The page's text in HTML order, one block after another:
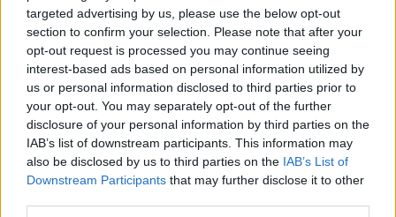
targeted advertising by us, please use the below opt-out
section to confirm your selection. Please note that after your
opt-out request is processed you may continue seeing
interest-based ads based on personal information utilized by
us or personal information disclosed to third parties prior to
your opt-out. You may separately opt-out of the further
disclosure of your personal information by third parties on the
IAB’s list of downstream participants. This information may
also be disclosed by us to third parties on the IAB’s List of
Downstream Participants that may further disclose it to other
Σχόλια
Σχολίασε εδώ